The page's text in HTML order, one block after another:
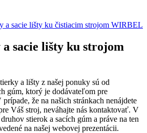
a sacie lišty ku čistiacim strojom WIRBEL
sacie lišty ku strojom
a lišty z našej ponuky sú od
gúm, ktorý je dodávateľom pre
že na našich stránkach nenájdete
Váš stroj, neváhajte nás kontaktovať. V
stierok a sacích gúm a práve na ten
na našej webovej prezentácii.